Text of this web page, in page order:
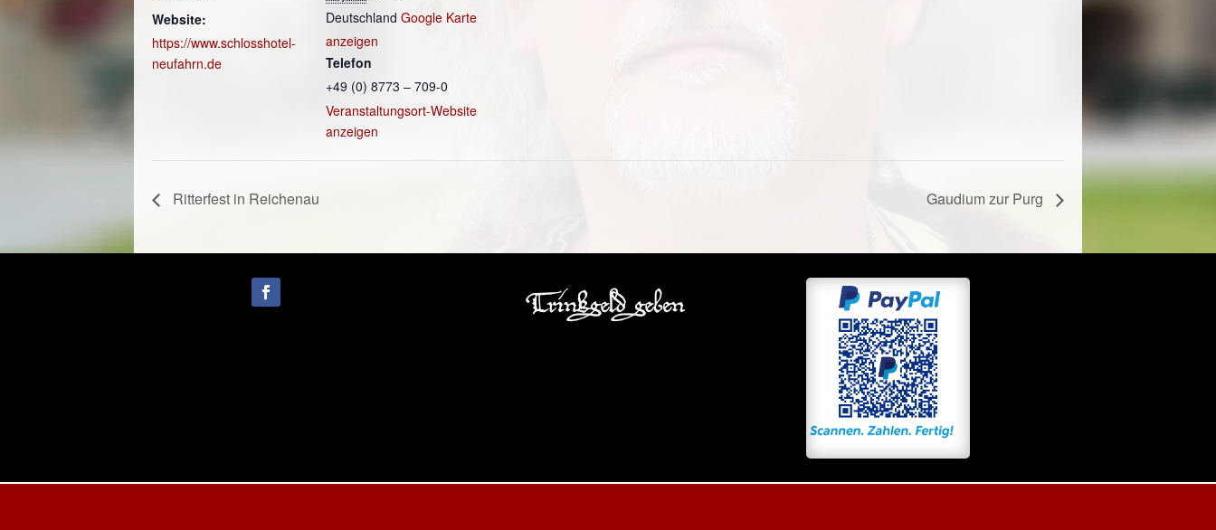
Website:
https://www.schlosshotel-
neufahrn.de
Deutschland Google Karte
anzeigen
Telefon
+49 (0) 8773 – 709-0
Veranstaltungsort-Website
anzeigen
Ritterfest in Reichenau Gaudium zur Purg